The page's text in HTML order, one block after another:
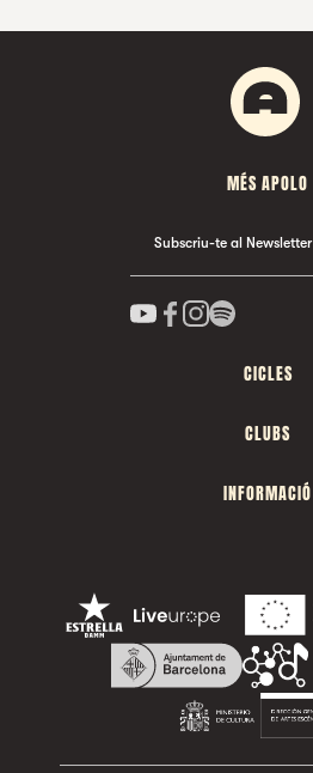
MÉS APOLO
Subscriu-te al Newsletter
CICLES
CLUBS
INFORMACIÓ